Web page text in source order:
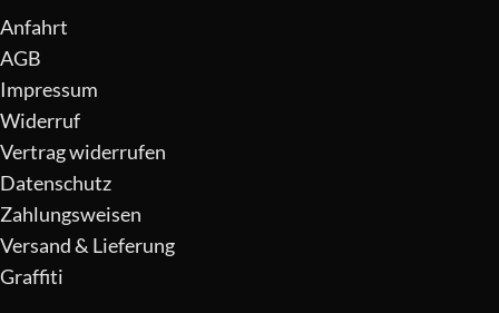
Anfahrt
AGB
Impressum
Widerruf
Vertrag widerrufen
Datenschutz
Zahlungsweisen
Versand & Lieferung
Graffiti